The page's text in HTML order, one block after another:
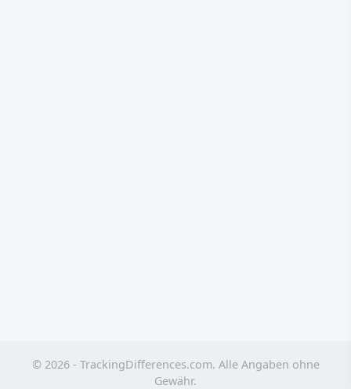
© 2026 - TrackingDifferences.com. Alle Angaben ohne
Gewähr.